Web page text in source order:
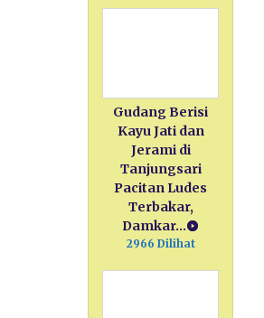
Gudang Berisi
Kayu Jati dan
Jerami di
Tanjungsari
Pacitan Ludes
Terbakar,
Damkar…
2966 Dilihat